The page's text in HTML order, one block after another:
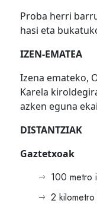
Proba herri
hasi eta
IZEN-EMATEA
Izena emateko,
Karela
azken eguna
DISTANTZIAK
Gaztetxoak
100 metro
2